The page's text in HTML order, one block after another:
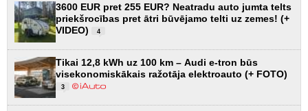
3600 EUR pret 255 EUR? Neatradu auto jumta telts
priekšrocības pret ātri būvējamo telti uz zemes! (+
VIDEO)
4
Tikai 12,8 kWh uz 100 km – Audi e-tron būs
visekonomiskākais ražotāja elektroauto (+ FOTO)
3